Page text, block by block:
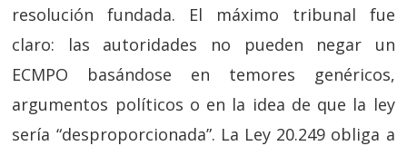
resolución fundada. El máximo tribunal fue
claro: las autoridades no pueden negar un
ECMPO basándose en temores genéricos,
argumentos políticos o en la idea de que la ley
sería “desproporcionada”. La Ley 20.249 obliga a